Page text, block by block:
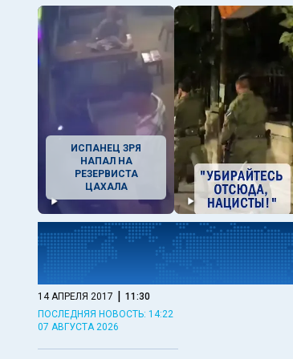
ИСПАНЕЦ ЗРЯ
НАПАЛ НА
РЕЗЕРВИСТА
ЦАХАЛА
14 АПРЕЛЯ 2017 | 11:30
ПОСЛЕДНЯЯ НОВОСТЬ: 14:22
07 АВГУСТА 2026